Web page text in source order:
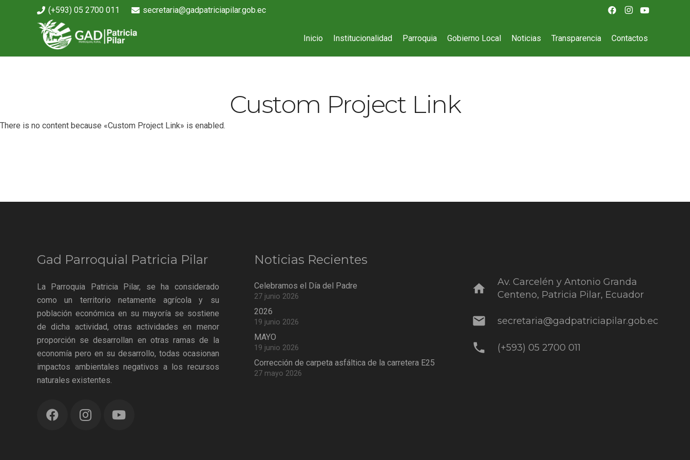
(+593) 05 2700 011 secretaria@gadpatriciapilar.gob.ec
Inicio Institucionalidad Parroquia Gobierno Local Noticias Transparencia Contactos
Custom Project Link
There is no content because «Custom Project Link» is enabled.
Gad Parroquial Patricia Pilar
La Parroquia Patricia Pilar, se ha considerado
como un territorio netamente agrícola y su
población económica en su mayoría se sostiene
de dicha actividad, otras actividades en menor
proporción se desarrollan en otras ramas de la
economía pero en su desarrollo, todas ocasionan
impactos ambientales negativos a los recursos
naturales existentes.
Noticias Recientes
Celebramos el Día del Padre
27 junio 2026
2026
19 junio 2026
MAYO
19 junio 2026
Corrección de carpeta asfáltica de la carretera E25
27 mayo 2026
home
Av. Carcelén y Antonio Granda
Centeno, Patricia Pilar, Ecuador
mail secretaria@gadpatriciapilar.gob.ec
phone (+593) 05 2700 011